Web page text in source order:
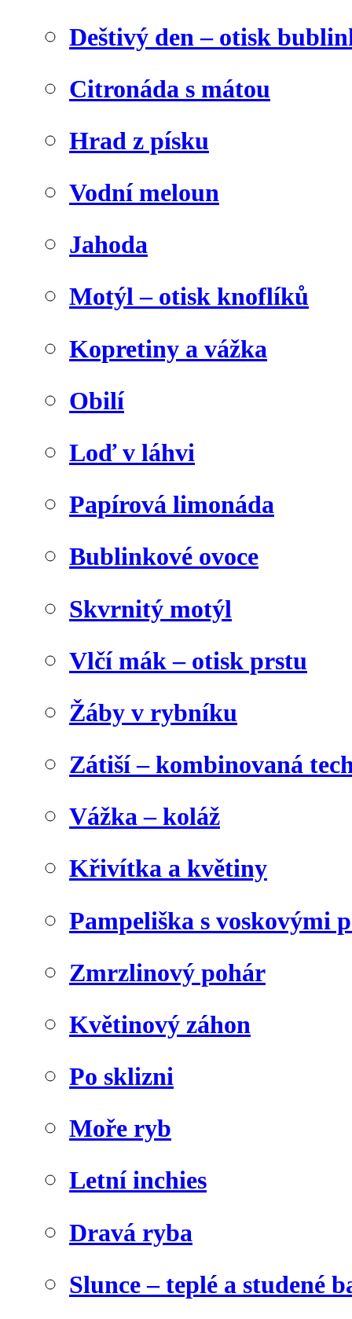
Deštivý den – otisk
Citronáda s mátou
Hrad z písku
Vodní meloun
Jahoda
Motýl – otisk knoflíků
Kopretiny a vážka
Obilí
Loď v láhvi
Papírová limonáda
Bublinkové ovoce
Skvrnitý motýl
Vlčí mák – otisk prstu
Žáby v rybníku
Zátiší – kombinovaná
Vážka – koláž
Křivítka a květiny
Pampeliška s voskovými
Zmrzlinový pohár
Květinový záhon
Po sklizni
Moře ryb
Letní inchies
Dravá ryba
Slunce – teplé a studené